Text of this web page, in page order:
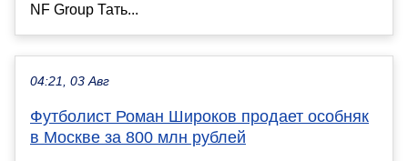
NF Group Тать...
04:21, 03 Авг
Футболист Роман Широков продает особняк
в Москве за 800 млн рублей